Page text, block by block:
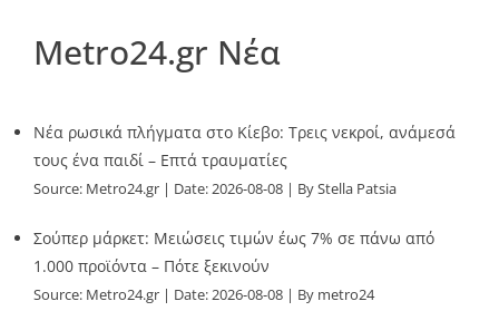
Metro24.gr Νέα
Νέα ρωσικά πλήγματα στο Κίεβο: Τρεις νεκροί, ανάμεσά
τους ένα παιδί – Επτά τραυματίες
Source: Metro24.gr Date: 2026-08-08 By Stella Patsia
Σούπερ μάρκετ: Μειώσεις τιμών έως 7% σε πάνω από
1.000 προϊόντα – Πότε ξεκινούν
Source: Metro24.gr Date: 2026-08-08 By metro24